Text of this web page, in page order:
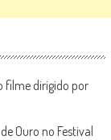
filme dirigido por
Ouro no Festival